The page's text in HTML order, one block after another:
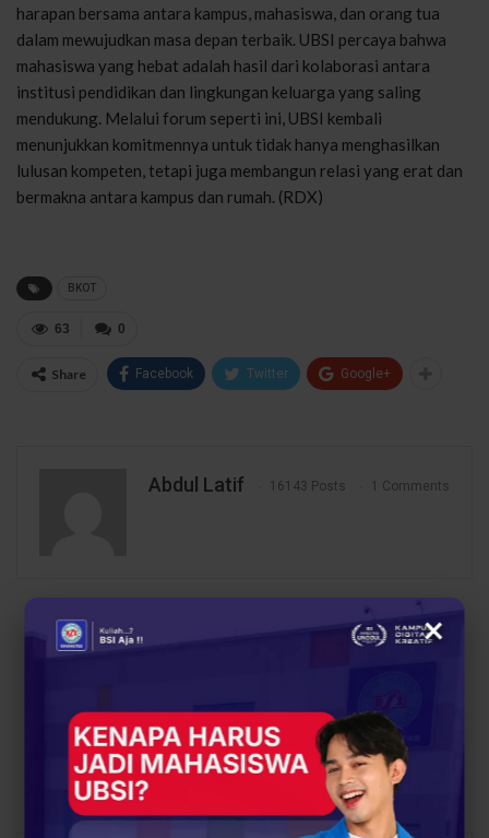
harapan bersama antara kampus, mahasiswa, dan orang tua
dalam mewujudkan masa depan terbaik. UBSI percaya bahwa
mahasiswa yang hebat adalah hasil dari kolaborasi antara
institusi pendidikan dan lingkungan keluarga yang saling
mendukung. Melalui forum seperti ini, UBSI kembali
menunjukkan komitmennya untuk tidak hanya menghasilkan
lulusan kompeten, tetapi juga membangun relasi yang erat dan
bermakna antara kampus dan rumah. (RDX)
BKOT
0
63
Share Facebook Twitter Google+
Abdul Latif 16143 Posts 1 Comments
PREV POST
Orang Tua Yakin,
UBSI Ciledug 2025
Tampilkan Prestasi
Tanpa Batas
NEXT POST
Saat Kampus Bicara
di BKOT UBSI Ciledug
×